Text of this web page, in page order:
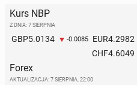
Kurs NBP
Z DNIA: 7 SIERPNIA
GBP5.0134 -0.0085 EUR4.2982
CHF4.6049
Forex
AKTUALIZACJA: 7 SIERPNIA, 22:00